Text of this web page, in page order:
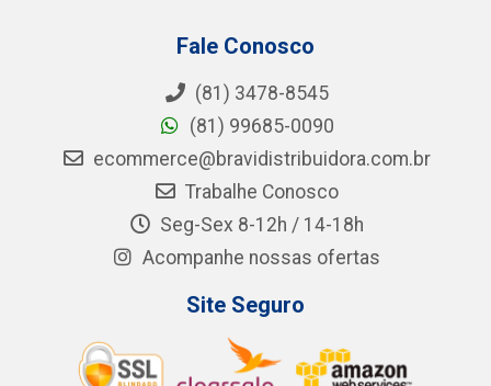
Fale Conosco
(81) 3478-8545
(81) 99685-0090
ecommerce@bravidistribuidora.com.br
Trabalhe Conosco
Seg-Sex 8-12h / 14-18h
Acompanhe nossas ofertas
Site Seguro